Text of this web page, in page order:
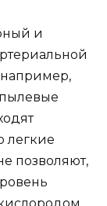
и
легкие
позволяют,